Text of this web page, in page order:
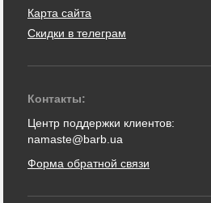
Карта сайта
Скидки в телеграм
Контакты:
Центр поддержки клиентов:
namaste@barb.ua
Форма обратной связи